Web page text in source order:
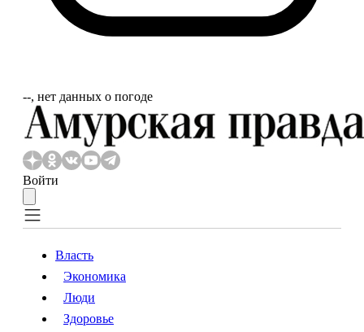
‐‐, нет данных о погоде
Войти
Власть
Власть
Экономика
Люди
Здоровье